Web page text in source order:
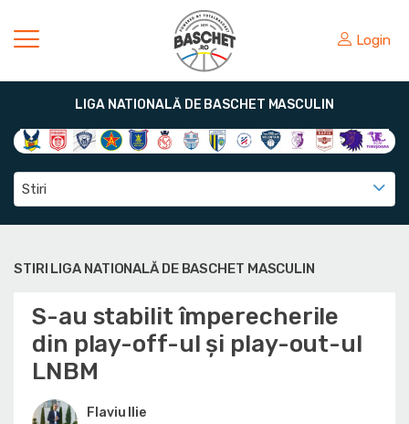
Login
LIGA NATIONALĂ DE BASCHET MASCULIN
Stiri
STIRI LIGA NATIONALĂ DE BASCHET MASCULIN
S-au stabilit împerecherile
din play-off-ul și play-out-ul
LNBM
Flaviu Ilie